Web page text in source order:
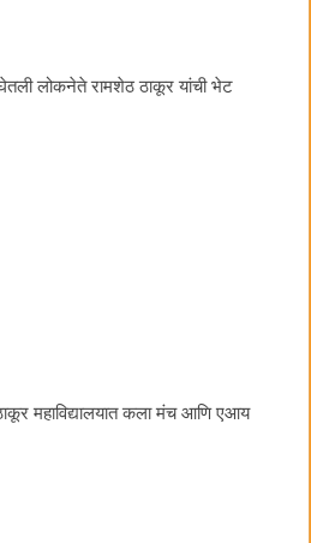
घेतली लोकनेते रामशेठ ठाकूर यांची भेट
महाविद्यालयात कला मंच आणि एआय